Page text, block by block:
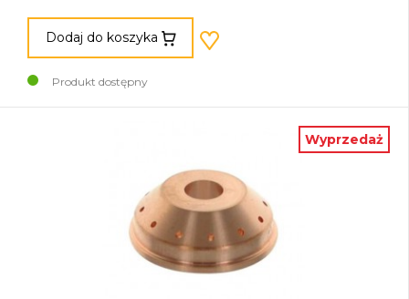
Dodaj do koszyka
Produkt dostępny
Wyprzedaż